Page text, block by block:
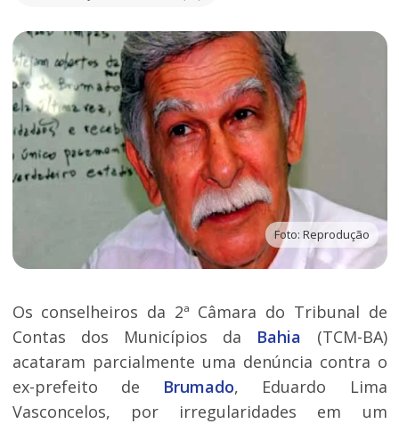
Foto: Reprodução
Os conselheiros da 2ª Câmara do Tribunal de
Contas dos Municípios da Bahia (TCM-BA)
acataram parcialmente uma denúncia contra o
ex-prefeito de Brumado, Eduardo Lima
Vasconcelos, por irregularidades em um